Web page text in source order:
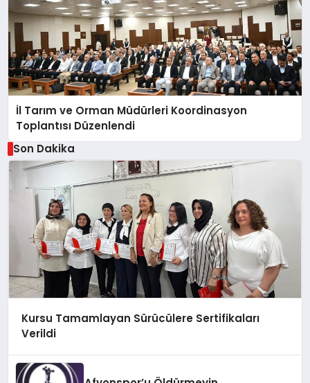
İl Tarım ve Orman Müdürleri Koordinasyon
Toplantısı Düzenlendi
Son Dakika
Kursu Tamamlayan Sürücülere Sertifikaları
Verildi